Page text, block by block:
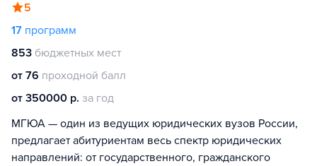
5
17 программ
853 бюджетных мест
от 76 проходной балл
от 350000 р. за год
МГЮА — один из ведущих юридических вузов России,
предлагает абитуриентам весь спектр юридических
направлений: от государственного, гражданского